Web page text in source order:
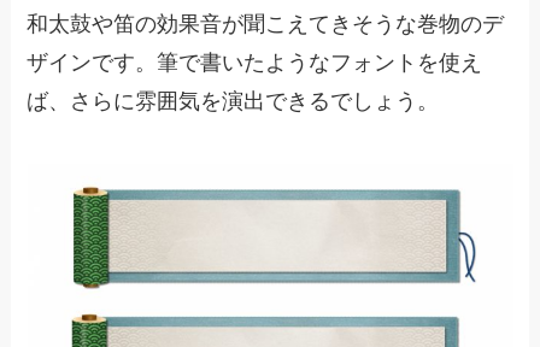
和太鼓や笛の効果音が聞こえてきそうな巻物のデ
ザインです。筆で書いたようなフォントを使え
ば、さらに雰囲気を演出できるでしょう。